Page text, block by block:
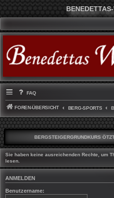
FAQ
FOREN-ÜBERSICHT BERG-SPORTS
BERGSTEIGERGRUNDKURS
Sie haben keine ausreichenden Rechte, um
lesen.
ANMELDEN
Benutzername: